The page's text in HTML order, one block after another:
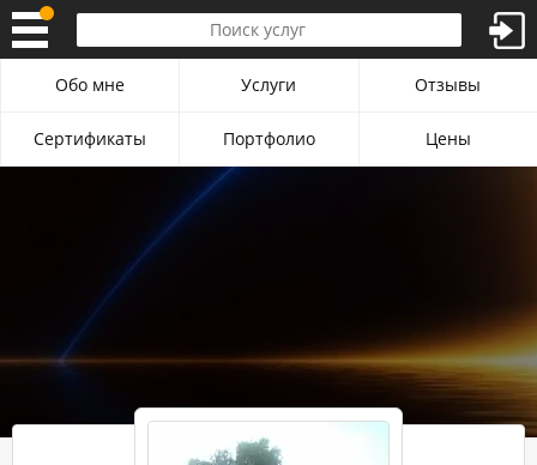
Обо мне Услуги Отзывы
Сертификаты Портфолио Цены